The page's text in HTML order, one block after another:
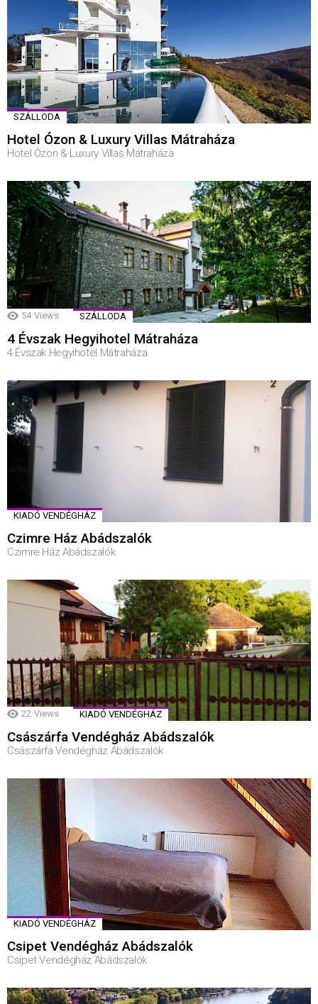
SZÁLLODA
Hotel Ózon & Luxury Villas Mátraháza
Hotel Ózon & Luxury Villas Mátraháza
54 Views SZÁLLODA
4 Évszak Hegyihotel Mátraháza
4 Évszak Hegyihotel Mátraháza
KIADÓ VENDÉGHÁZ
Czimre Ház Abádszalók
Czimre Ház Abádszalók
22 Views KIADÓ VENDÉGHÁZ
Császárfa Vendégház Abádszalók
Császárfa Vendégház Abádszalók
KIADÓ VENDÉGHÁZ
Csipet Vendégház Abádszalók
Csipet Vendégház Abádszalók